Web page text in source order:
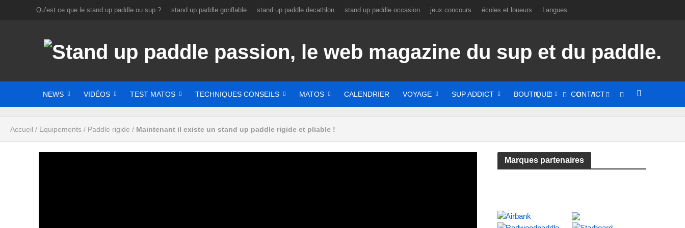
Qu’est ce que le stand up paddle ou sup ? stand up paddle gonflable stand up paddle decathlon stand up paddle occasion jeux concours écoles et loueurs Langues
NEWS VIDÉOS TEST MATOS TECHNIQUES CONSEILS MATOS CALENDRIER VOYAGE SUP ADDICT BOUTIQUE CONTACT
Accueil / Equipements / Paddle rigide / Maintenant il existe un stand up paddle rigide et pliable !
Marques partenaires